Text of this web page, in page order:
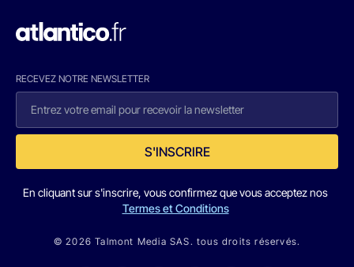
RECEVEZ NOTRE NEWSLETTER
S'INSCRIRE
En cliquant sur s'inscrire, vous confirmez que vous acceptez nos
Termes et Conditions
© 2026 Talmont Media SAS. tous droits réservés.